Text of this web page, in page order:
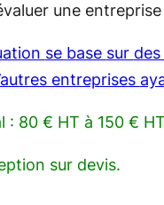
une entreprise
se base sur des
entreprises
: 80 € HT à 150 € HT
sur devis.